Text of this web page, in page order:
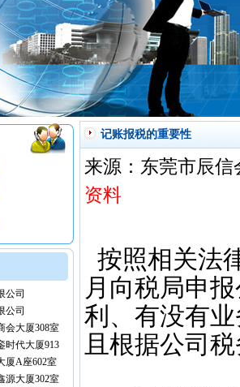
公司
公司
会大厦308室
时代大厦913
厦A座602室
源大厦302室
记账报税的重要性
来源：东莞市辰
资料
按照相关法
月向税局申
利、有没有
且根据公司